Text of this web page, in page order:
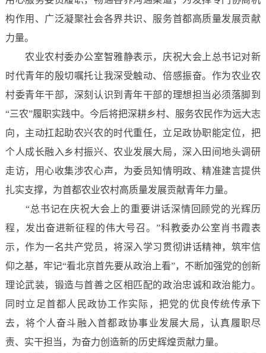
构作用、广泛凝聚社会各界共识、服务首都高质量发展贡献
力量。
农业农村委办公室智雅静表示，庆祝大会上总书记对新
时代青年的殷切嘱托让我深受触动、倍感振奋。作为农业农
村委青年干部，深刻认识到青年干部的理想担当必须落脚到
“三农”履职实践中。今后将把深耕乡村、服务农民作为远大志
向，主动扛起助农兴农的时代重任，立足政协职能定位，把
个人成长融入乡村振兴、农业发展大局，深入田间地头调研
走访，用心收集涉农心声，为委员知情明政、精准建言提供
扎实支撑，为首都农业农村高质量发展贡献青年力量。
“总书记在庆祝大会上的重要讲话深情回顾党的光辉历
程，发出奋进新征程的伟大号召。”科教委办公室肖书霞表
示，作为一名共产党员，将深入学习贯彻讲话精神，筑牢信
仰之基，牢记“看北京首先要从政治上看”，不断加强党的创新
理论武装，锻造与首善之区相匹配的政治忠诚和政治能力。
同时立足首都人民政协工作实际，把党的优良传统传承下
去，将个人奋斗融入首都政协事业发展大局，认真履职尽
责、实干担当，为奋力创造新的历史辉煌贡献力量。